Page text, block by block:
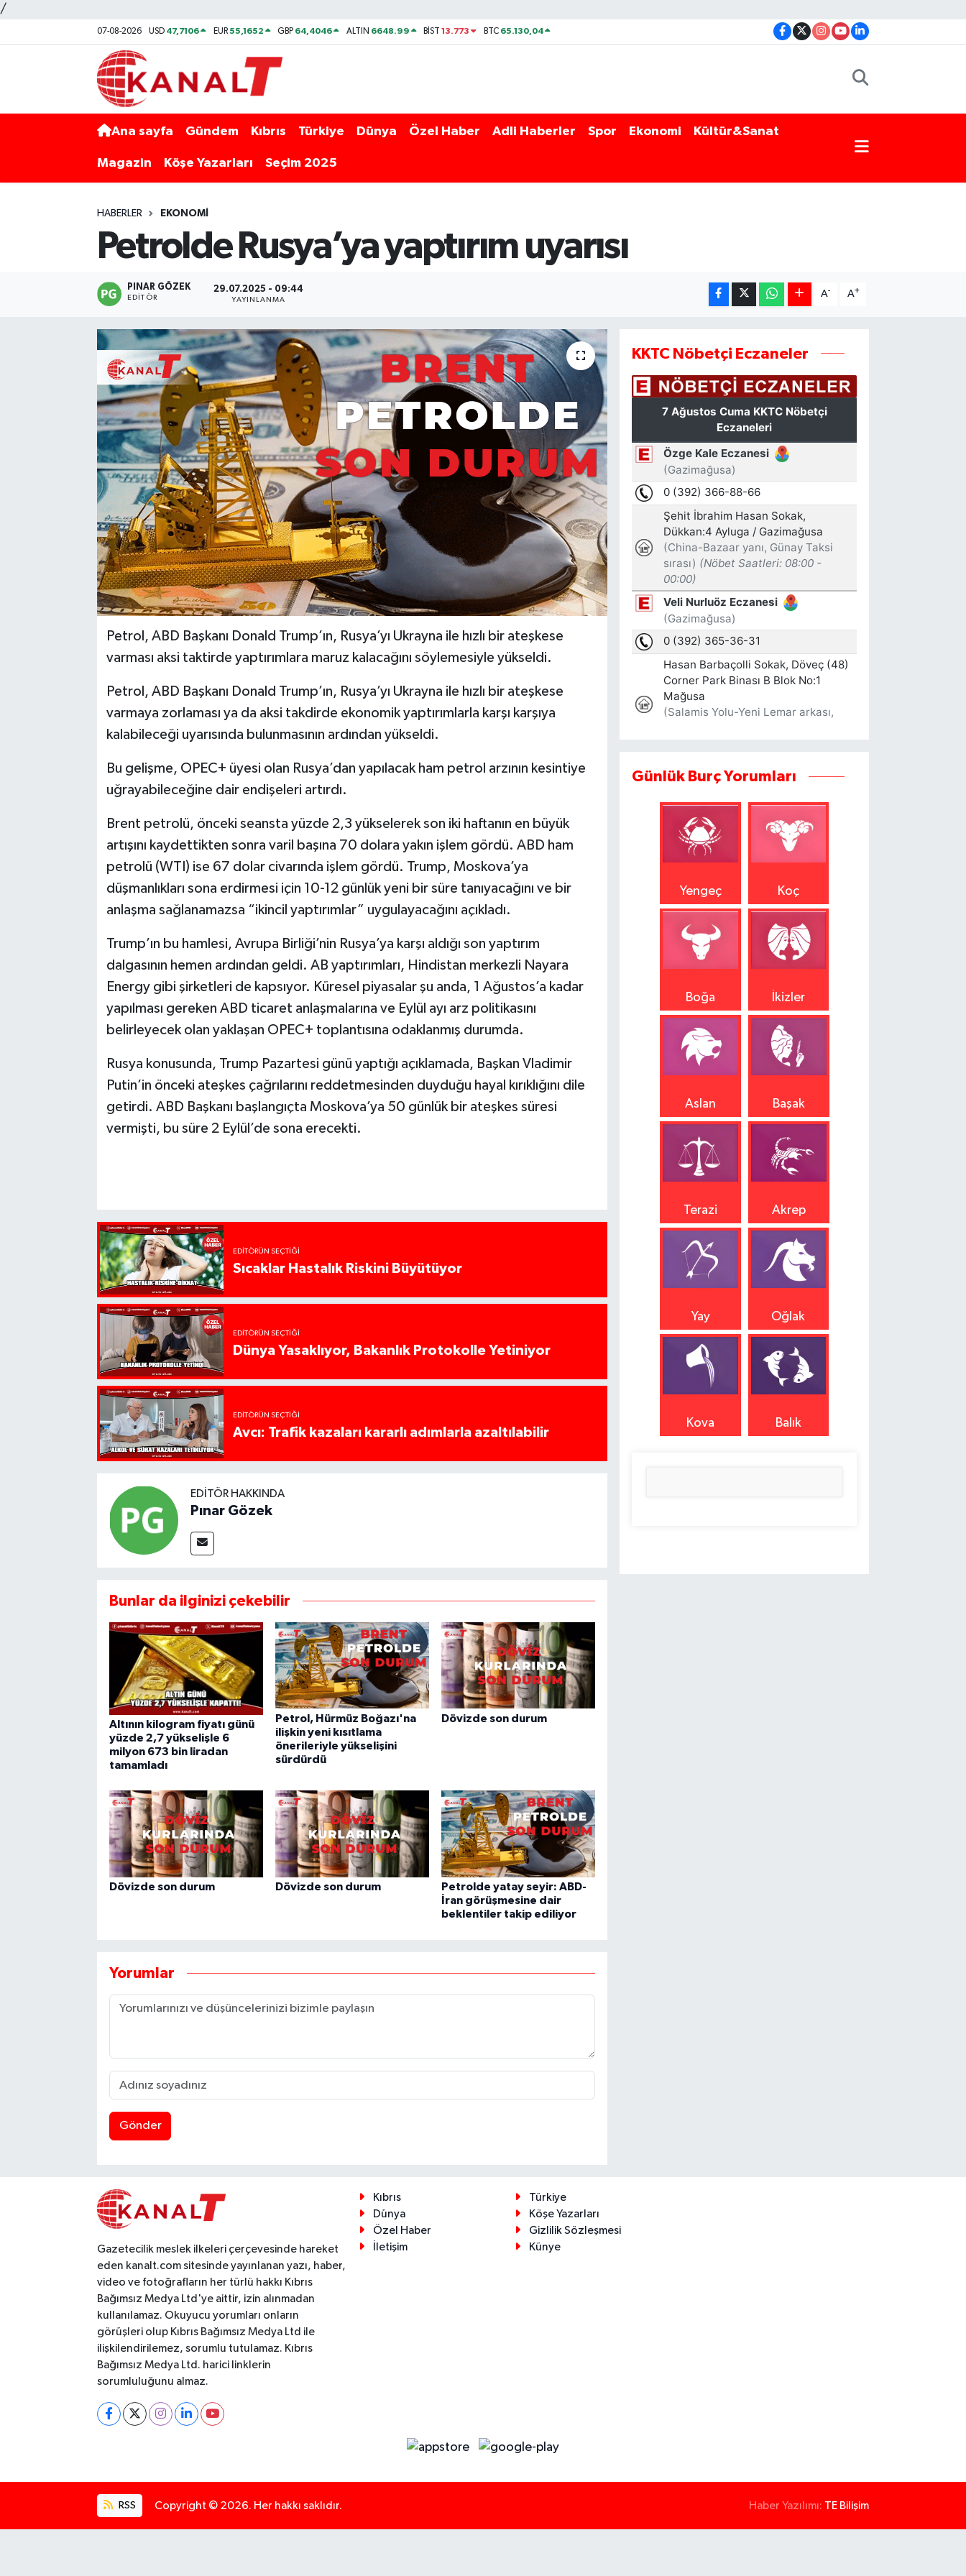
/
07-08-2026 USD 47,7106 EUR55,1652 GBP 64,4046 ALTIN 6648.99 BİST13.773 BTC 65.130,04
Ana sayfa Gündem Kıbrıs Türkiye Dünya Özel Haber Adli Haberler Spor Ekonomi Kültür&Sanat
Magazin Köşe Yazarları Seçim 2025
HABERLER EKONOMI
Petrolde Rusya’ya yaptırım uyarısı
PINAR GÖZEK
EDITÖR
29.07.2025 - 09:44
YAYINLANMA
A- A+
Petrol, ABD Başkanı Donald Trump’ın, Rusya’yı Ukrayna ile hızlı bir ateşkese
varması aksi taktirde yaptırımlara maruz kalacağını söylemesiyle yükseldi.
Petrol, ABD Başkanı Donald Trump’ın, Rusya’yı Ukrayna ile hızlı bir ateşkese
varmaya zorlaması ya da aksi takdirde ekonomik yaptırımlarla karşı karşıya
kalabileceği uyarısında bulunmasının ardından yükseldi.
Bu gelişme, OPEC+ üyesi olan Rusya’dan yapılacak ham petrol arzının kesintiye
uğrayabileceğine dair endişeleri artırdı.
Brent petrolü, önceki seansta yüzde 2,3 yükselerek son iki haftanın en büyük
artışını kaydettikten sonra varil başına 70 dolara yakın işlem gördü. ABD ham
petrolü (WTI) ise 67 dolar civarında işlem gördü. Trump, Moskova’ya
düşmanlıkları sona erdirmesi için 10-12 günlük yeni bir süre tanıyacağını ve bir
anlaşma sağlanamazsa “ikincil yaptırımlar” uygulayacağını açıkladı.
Trump’ın bu hamlesi, Avrupa Birliği’nin Rusya’ya karşı aldığı son yaptırım
dalgasının hemen ardından geldi. AB yaptırımları, Hindistan merkezli Nayara
Energy gibi şirketleri de kapsıyor. Küresel piyasalar şu anda, 1 Ağustos’a kadar
yapılması gereken ABD ticaret anlaşmalarına ve Eylül ayı arz politikasını
belirleyecek olan yaklaşan OPEC+ toplantısına odaklanmış durumda.
Rusya konusunda, Trump Pazartesi günü yaptığı açıklamada, Başkan Vladimir
Putin’in önceki ateşkes çağrılarını reddetmesinden duyduğu hayal kırıklığını dile
getirdi. ABD Başkanı başlangıçta Moskova’ya 50 günlük bir ateşkes süresi
vermişti, bu süre 2 Eylül’de sona erecekti.
EDITÖRÜN SEÇTIĞI
Sıcaklar Hastalık Riskini Büyütüyor
EDITÖRÜN SEÇTIĞI
Dünya Yasaklıyor, Bakanlık Protokolle Yetiniyor
EDITÖRÜN SEÇTIĞI
Avcı: Trafik kazaları kararlı adımlarla azaltılabilir
EDITÖR HAKKINDA
Pınar Gözek
Bunlar da ilginizi çekebilir
Altının kilogram fiyatı günü
yüzde 2,7 yükselişle 6
milyon 673 bin liradan
tamamladı
Petrol, Hürmüz Boğazı'na
ilişkin yeni kısıtlama
önerileriyle yükselişini
sürdürdü
Dövizde son durum
Dövizde son durum Dövizde son durum
Petrolde yatay seyir: ABD-
İran görüşmesine dair
beklentiler takip ediliyor
Yorumlar
Gönder
KKTC Nöbetçi Eczaneler
Günlük Burç Yorumları
Yengeç Koç
Boğa İkizler
Aslan Başak
Terazi Akrep
Yay Oğlak
Kova Balık
Gazetecilik meslek ilkeleri çerçevesinde hareket
eden kanalt.com sitesinde yayınlanan yazı, haber,
video ve fotoğrafların her türlü hakkı Kıbrıs
Bağımsız Medya Ltd'ye aittir, izin alınmadan
kullanılamaz. Okuyucu yorumları onların
görüşleri olup Kıbrıs Bağımsız Medya Ltd ile
ilişkilendirilemez, sorumlu tutulamaz. Kıbrıs
Bağımsız Medya Ltd. harici linklerin
sorumluluğunu almaz.
Kıbrıs
Türkiye
Dünya
Köşe Yazarları
Özel Haber
Gizlilik Sözleşmesi
İletişim
Künye
RSS Copyright © 2026. Her hakkı saklıdır. Haber Yazılımı: TE Bilişim